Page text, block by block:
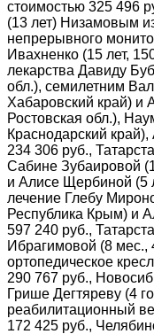
стоимостью 325 496
(13 лет) Низамовым
непрерывного
Ивахненко (15 лет,
лекарства Давиду
обл.), семилетним
Хабаровский край) и
Ростовская обл.),
Краснодарский
234 306 руб.,
Сабине Зубаировой
и Алисе Щербиной (5
лечение Глебу
Республика Крым) и
597 240 руб.,
Ибрагимовой (8 мес.,
ортопедическое
290 767 руб.,
Грише Дегтяреву (4
реабилитационный
172 425 руб.,